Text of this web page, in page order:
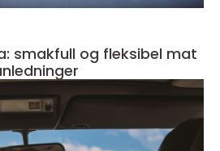
smakfull og fleksibel mat